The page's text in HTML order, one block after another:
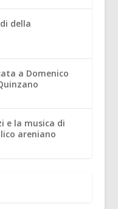
della
a Domenico
e la musica di
areniano